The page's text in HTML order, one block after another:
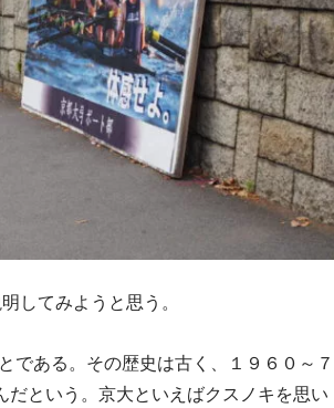
してみようと思う。
である。その歴史は古く、１９６０～７
という。京大といえばクスノキを思い